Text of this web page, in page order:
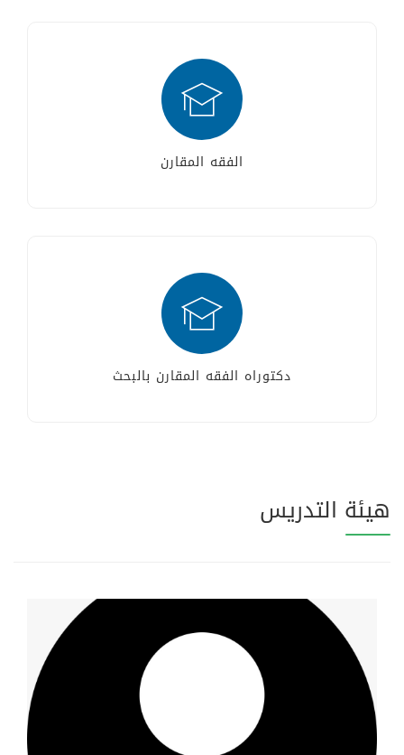
الفقه المقارن
دكتوراه الفقه المقارن بالبحث
هيئة التدريس